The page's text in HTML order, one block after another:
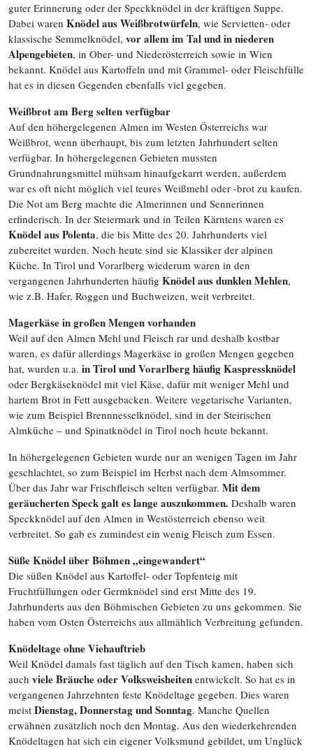
guter Erinnerung oder der Speckknödel in der kräftigen Suppe.
Dabei waren Knödel aus Weißbrotwürfeln, wie Servietten- oder
klassische Semmelknödel, vor allem im Tal und in niederen
Alpengebieten, in Ober- und Niederösterreich sowie in Wien
bekannt. Knödel aus Kartoffeln und mit Grammel- oder Fleischfülle
hat es in diesen Gegenden ebenfalls viel gegeben.
Weißbrot am Berg selten verfügbar
Auf den höhergelegenen Almen im Westen Österreichs war
Weißbrot, wenn überhaupt, bis zum letzten Jahrhundert selten
verfügbar. In höhergelegenen Gebieten mussten
Grundnahrungsmittel mühsam hinaufgekarrt werden, außerdem
war es oft nicht möglich viel teures Weißmehl oder -brot zu kaufen.
Die Not am Berg machte die Almerinnen und Sennerinnen
erfinderisch. In der Steiermark und in Teilen Kärntens waren es
Knödel aus Polenta, die bis Mitte des 20. Jahrhunderts viel
zubereitet wurden. Noch heute sind sie Klassiker der alpinen
Küche. In Tirol und Vorarlberg wiederum waren in den
vergangenen Jahrhunderten häufig Knödel aus dunklen Mehlen,
wie z.B. Hafer, Roggen und Buchweizen, weit verbreitet.
Magerkäse in großen Mengen vorhanden
Weil auf den Almen Mehl und Fleisch rar und deshalb kostbar
waren, es dafür allerdings Magerkäse in großen Mengen gegeben
hat, wurden u.a. in Tirol und Vorarlberg häufig Kaspressknödel
oder Bergkäseknödel mit viel Käse, dafür mit weniger Mehl und
hartem Brot in Fett ausgebacken. Weitere vegetarische Varianten,
wie zum Beispiel Brennnesselknödel, sind in der Steirischen
Almküche – und Spinatknödel in Tirol noch heute bekannt.
In höhergelegenen Gebieten wurde nur an wenigen Tagen im Jahr
geschlachtet, so zum Beispiel im Herbst nach dem Almsommer.
Über das Jahr war Frischfleisch selten verfügbar. Mit dem
geräucherten Speck galt es lange auszukommen. Deshalb waren
Speckknödel auf den Almen in Westösterreich ebenso weit
verbreitet. So gab es zumindest ein wenig Fleisch zum Essen.
Süße Knödel über Böhmen„eingewandert“
Die süßen Knödel aus Kartoffel- oder Topfenteig mit
Fruchtfüllungen oder Germknödel sind erst Mitte des 19.
Jahrhunderts aus den Böhmischen Gebieten zu uns gekommen. Sie
haben vom Osten Österreichs aus allmählich Verbreitung gefunden.
Knödeltage ohne Viehauftrieb
Weil Knödel damals fast täglich auf den Tisch kamen, haben sich
auch viele Bräuche oder Volksweisheiten entwickelt. So hat es in
vergangenen Jahrzehnten feste Knödeltage gegeben. Dies waren
meist Dienstag, Donnerstag und Sonntag. Manche Quellen
erwähnen zusätzlich noch den Montag. Aus den wiederkehrenden
Knödeltagen hat sich ein eigener Volks­mund gebildet, um Unglück